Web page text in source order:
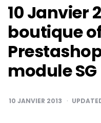
10 Janvier
boutique
module SG
10 JANVIER 2013